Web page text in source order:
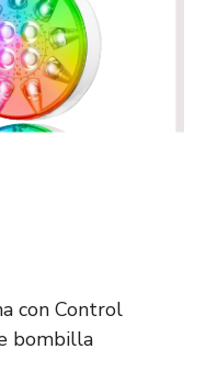
con Control
bombilla